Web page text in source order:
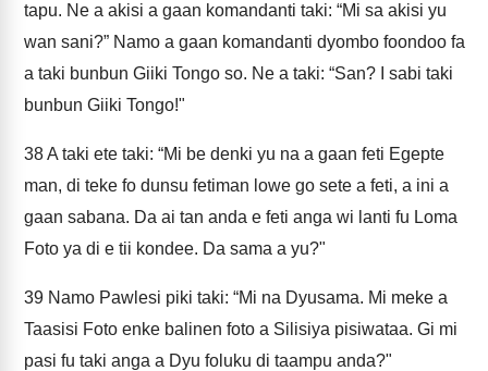
tapu. Ne a akisi a gaan komandanti taki: “Mi sa akisi yu
wan sani?” Namo a gaan komandanti dyombo foondoo fa
a taki bunbun Giiki Tongo so. Ne a taki: “San? I sabi taki
bunbun Giiki Tongo!"
38A taki ete taki: “Mi be denki yu na a gaan feti Egepte
man, di teke fo dunsu fetiman lowe go sete a feti, a ini a
gaan sabana. Da ai tan anda e feti anga wi lanti fu Loma
Foto ya di e tii kondee. Da sama a yu?"
39 Namo Pawlesi piki taki: “Mi na Dyusama. Mi meke a
Taasisi Foto enke balinen foto a Silisiya pisiwataa. Gi mi
pasi fu taki anga a Dyu foluku di taampu anda?"